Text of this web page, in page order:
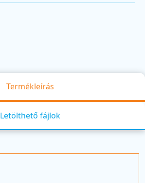
Termékleírás
Letölthető fájlok